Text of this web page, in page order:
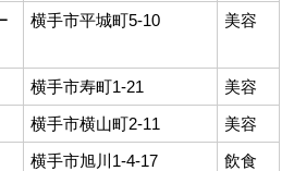
横手市平城町5-10 美容
横手市寿町1-21
美容
横手市横山町2-11
美容
横手市旭川1-4-17
飲食